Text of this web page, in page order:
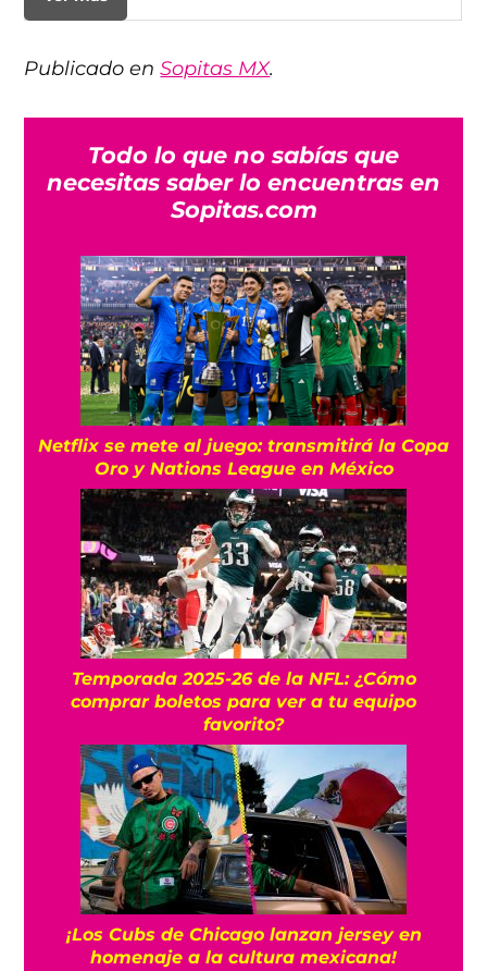
Publicado enSopitas MX.
Todo lo que no sabías que
necesitas saber lo encuentras en
Sopitas.com
Netflix se mete al juego: transmitirá la Copa
Oro y Nations League en México
Temporada 2025-26 de la NFL: ¿Cómo
comprar boletos para ver a tu equipo
favorito?
¡Los Cubs de Chicago lanzan jersey en
homenaje a la cultura mexicana!